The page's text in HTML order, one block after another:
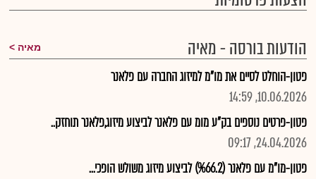
הודעות בורסה - מאיה
מאיה
פטון-הוחלט לסיים את מו"מ למיזוג החברה עם פלאנר
10.06.2026, 14:59
פטון-פרטים נוספים בק"ע מומ עם פלאנר לביצוע מיזוג,פלאנר תוחזק..
24.04.2026, 09:17
פטון-מו"מ עם פלאנר (%66.2) לביצוע מיזוג משולש הופכי...